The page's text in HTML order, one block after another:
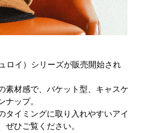
ロイ）シリーズが販売開始され
素材感で、バケット型、キャスケ
ナップ。
タイミングに取り入れやすいアイ
ぜひご覧ください。